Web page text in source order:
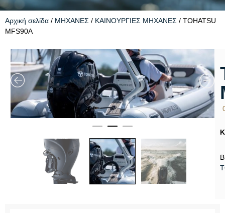
Αρχική σελίδα / ΜΗΧΑΝΕΣ / ΚΑΙΝΟΥΡΓΙΕΣ ΜΗΧΑΝΕΣ / TOHATSU
MFS90A